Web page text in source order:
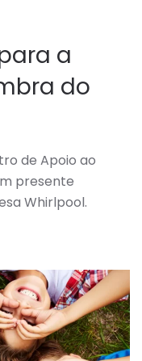
a
do
de Apoio ao
presente
Whirlpool.